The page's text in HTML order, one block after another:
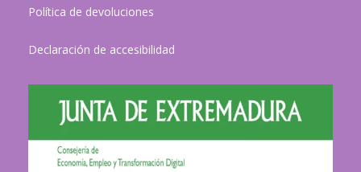
Política de devoluciones
Declaración de accesibilidad